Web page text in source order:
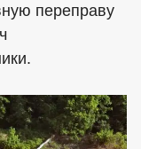
переправу